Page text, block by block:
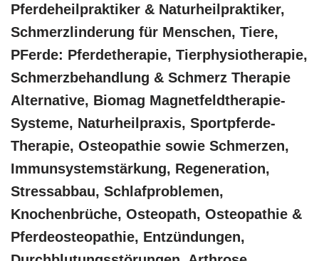
Pferdeheilpraktiker & Naturheilpraktiker,
Schmerzlinderung für Menschen, Tiere,
PFerde: Pferdetherapie, Tierphysiotherapie,
Schmerzbehandlung & Schmerz Therapie
Alternative, Biomag Magnetfeldtherapie-
Systeme, Naturheilpraxis, Sportpferde-
Therapie, Osteopathie sowie Schmerzen,
Immunsystemstärkung, Regeneration,
Stressabbau, Schlafproblemen,
Knochenbrüche, Osteopath, Osteopathie &
Pferdeosteopathie, Entzündungen,